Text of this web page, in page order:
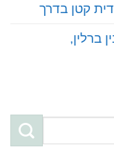
קטן בדרך
בין ברלין,